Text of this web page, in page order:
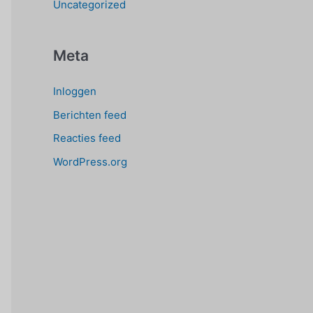
Uncategorized
Meta
Inloggen
Berichten feed
Reacties feed
WordPress.org